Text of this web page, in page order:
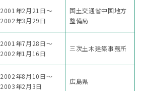
2001年2月21日〜
2002年3月29日
国土交通省中国地方
整備局
2001年7月28日〜
2002年1月16日
三次土木建築事務所
2002年8月10日〜
2003年2月3日
広島県